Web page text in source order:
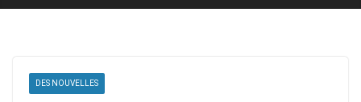
DES NOUVELLES